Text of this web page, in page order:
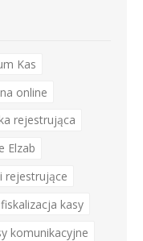
Kas
online
rejestrująca
Elzab
rejestrujące
fiskalizacja kasy
komunikacyjne